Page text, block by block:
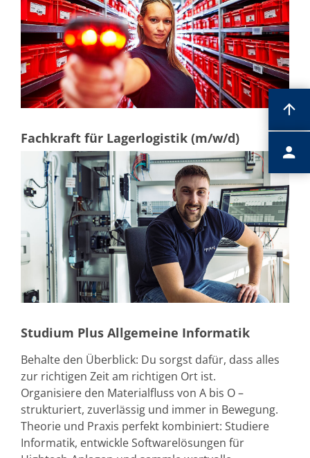
Fachkraft für Lagerlogistik (m/w/d)
Studium Plus Allgemeine Informatik
Behalte den Überblick: Du sorgst dafür, dass alles
zur richtigen Zeit am richtigen Ort ist.
Organisiere den Materialfluss von A bis O –
strukturiert, zuverlässig und immer in Bewegung.
Theorie und Praxis perfekt kombiniert: Studiere
Informatik, entwickle Softwarelösungen für